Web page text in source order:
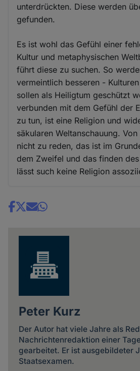
unterdrückten. Diese werden
gefunden.
Es ist wohl das Gefühl einer
Kultur und metaphysischen
führt diese zu suchen. So
vermeintlich besseren -
sollen als Heiligtum geschützt
verbunden mit dem Gefühl der
zu tun, ist eine Religion und
säkularen Weltanschauung.
nicht zu reden, das ist im
dem Zweifel und das finden
lässt such keine Religion
Share
Peter Kurz
Der Autor hat viele Jahre als
Nachrichtenredaktion einer
gearbeitet. Er ist ausgebildeter
Staatsexamen.